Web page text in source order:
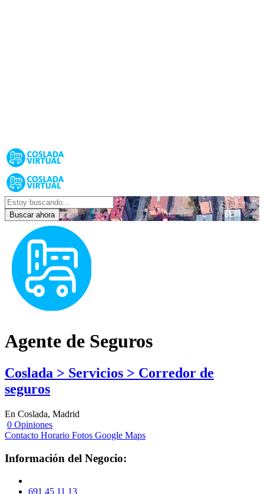
Buscar ahora
Agente de Seguros
Coslada > Servicios > Corredor de
seguros
En Coslada, Madrid
0 Opiniones
Contacto Horario Fotos Google Maps
Información del Negocio:
691 45 11 13